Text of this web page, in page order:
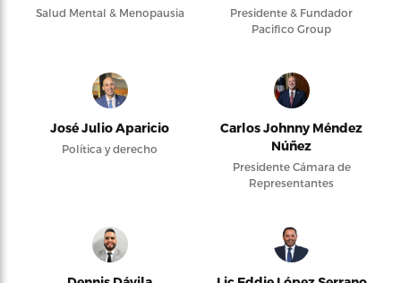
Salud Mental & Menopausia
Presidente & Fundador
Pacifico Group
José Julio Aparicio
Política y derecho
Carlos Johnny Méndez
Núñez
Presidente Cámara de
Representantes